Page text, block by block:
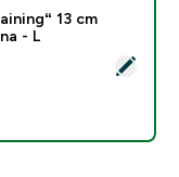
„Woven Training“ 13
13 cm
- L